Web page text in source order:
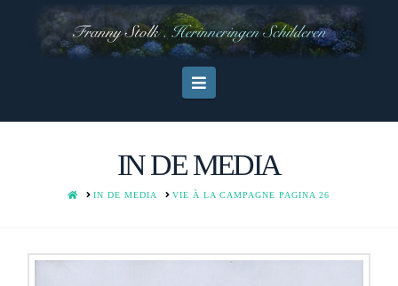
Navigation
IN DE MEDIA
HOMEIN DE MEDIA VIE À LA CAMPAGNE PAGINA 26